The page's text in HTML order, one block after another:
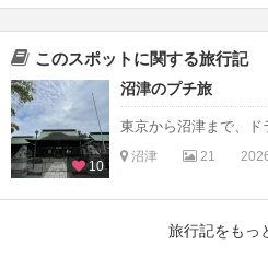
このスポットに関する旅行記
10
沼津のプチ旅
東京から沼津まで、ド
沼津 21
旅行記をもっ